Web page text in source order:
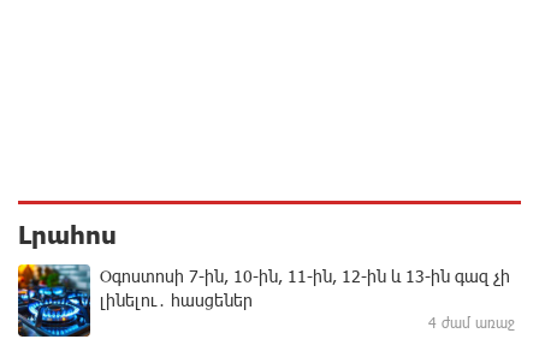
Լրահոս
Օգոստոսի 7-ին, 10-ին, 11-ին, 12-ին և 13-ին գազ չի
լինելու․ հասցեներ
4 ժամ առաջ